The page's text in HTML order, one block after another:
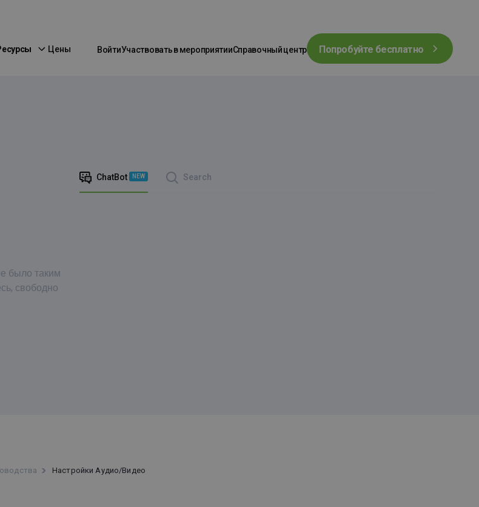
Цены ВойтиУчаствовать в мероприятииСправочный центр Попробуйте бесплатно
было таким
свободно
ChatBot NEW Search
Настройки Аудио/Видео